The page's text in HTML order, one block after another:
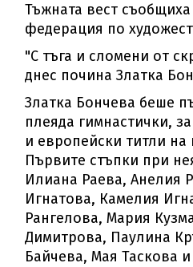
Тъжната вест съобщиха
федерация по
"С тъга и сломени от
днес почина Златка
Златка Бончева беше
плеяда гимнастички,
и европейски титли на
Първите стъпки при
Илиана Раева, Анелия
Игнатова, Камелия
Рангелова, Мария
Димитрова, Паулина
Байчева, Мая Таскова